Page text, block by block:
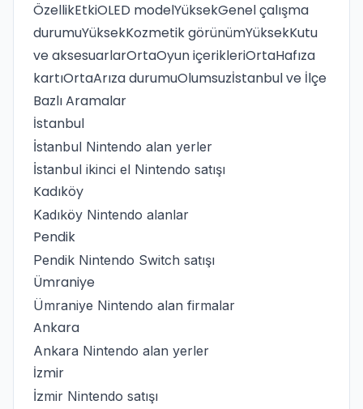
ÖzellikEtkiOLED modelYüksekGenel çalışma
durumuYüksekKozmetik görünümYüksekKutu
ve aksesuarlarOrtaOyun içerikleriOrtaHafıza
kartıOrtaArıza durumuOlumsuzİstanbul ve İlçe
Bazlı Aramalar
İstanbul
İstanbul Nintendo alan yerler
İstanbul ikinci el Nintendo satışı
Kadıköy
Kadıköy Nintendo alanlar
Pendik
Pendik Nintendo Switch satışı
Ümraniye
Ümraniye Nintendo alan firmalar
Ankara
Ankara Nintendo alan yerler
İzmir
İzmir Nintendo satışı